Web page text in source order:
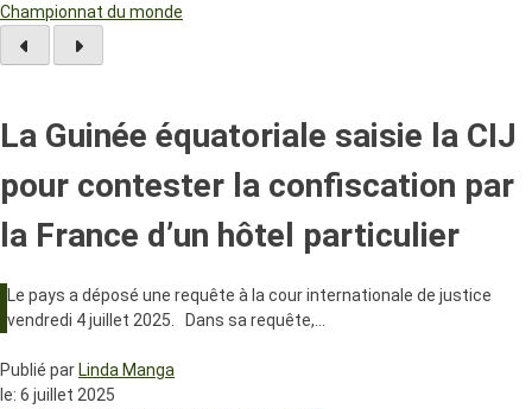
Championnat du monde
La Guinée équatoriale saisie la CIJ
pour contester la confiscation par
la France d’un hôtel particulier
Le pays a déposé une requête à la cour internationale de justice
vendredi 4 juillet 2025. Dans sa requête,…
Publié par Linda Manga
le: 6 juillet 2025